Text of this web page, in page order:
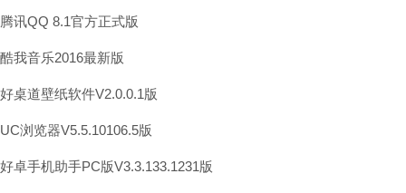
腾讯QQ 8.1官方正式版
酷我音乐2016最新版
好桌道壁纸软件V2.0.0.1版
UC浏览器V5.5.10106.5版
好卓手机助手PC版V3.3.133.1231版